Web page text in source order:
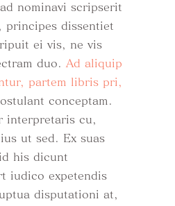
nominavi scripserit
principes dissentiet
ei vis, ne vis
duo. Ad aliquip
partem libris pri,
conceptam.
interpretaris cu,
ut sed. Ex suas
his dicunt
iudico expetendis
disputationi at,